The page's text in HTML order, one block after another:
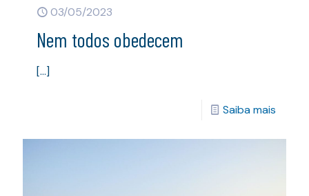
03/05/2023
Nem todos obedecem
[…]
Saiba mais